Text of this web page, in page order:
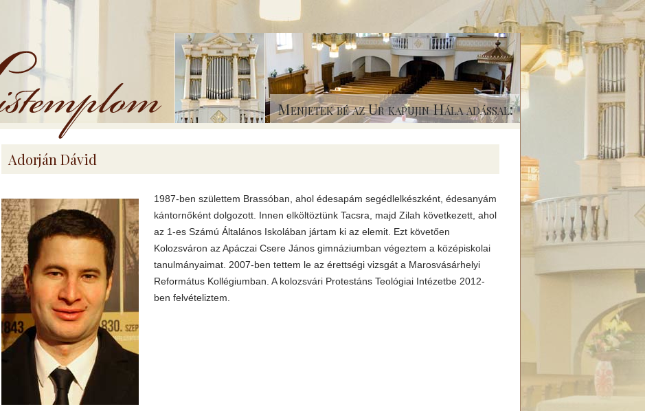
Menjetek bé az Ur kapujin Hála adással:
Adorján Dávid
1987-ben születtem Brassóban, ahol édesapám segédlelkészként, édesanyám
kántornőként dolgozott. Innen elköltöztünk Tacsra, majd Zilah következett, ahol
az 1-es Számú Általános Iskolában jártam ki az elemit. Ezt követően
Kolozsváron az Apáczai Csere János gimnáziumban végeztem a középiskolai
tanulmányaimat. 2007-ben tettem le az érettségi vizsgát a Marosvásárhelyi
Református Kollégiumban. A kolozsvári Protestáns Teológiai Intézetbe 2012-
ben felvételiztem.